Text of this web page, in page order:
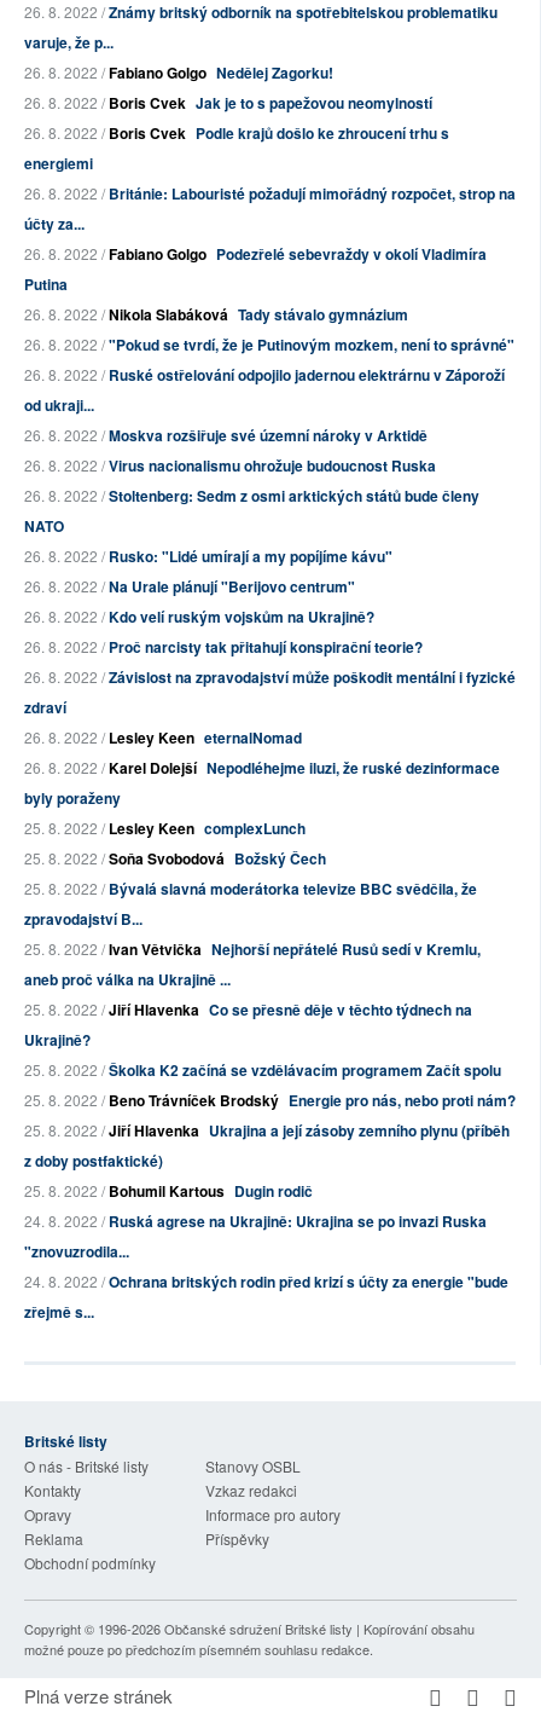
26. 8. 2022 /Známy britský odborník na spotřebitelskou problematiku
varuje, že p...
26. 8. 2022 /Fabiano Golgo Nedělej Zagorku!
26. 8. 2022 /Boris Cvek Jak je to s papežovou neomylností
26. 8. 2022 /Boris Cvek Podle krajů došlo ke zhroucení trhu s
energiemi
26. 8. 2022 /Británie: Labouristé požadují mimořádný rozpočet, strop na
účty za...
26. 8. 2022 /Fabiano Golgo Podezřelé sebevraždy v okolí Vladimíra
Putina
26. 8. 2022 /Nikola Slabáková Tady stávalo gymnázium
26. 8. 2022 /"Pokud se tvrdí, že je Putinovým mozkem, není to správné"
26. 8. 2022 /Ruské ostřelování odpojilo jadernou elektrárnu v Záporoží
od ukraji...
26. 8. 2022 /Moskva rozšiřuje své územní nároky v Arktidě
26. 8. 2022 /Virus nacionalismu ohrožuje budoucnost Ruska
26. 8. 2022 /Stoltenberg: Sedm z osmi arktických států bude členy
NATO
26. 8. 2022 /Rusko: "Lidé umírají a my popíjíme kávu"
26. 8. 2022 /Na Urale plánují "Berijovo centrum"
26. 8. 2022 /Kdo velí ruským vojskům na Ukrajině?
26. 8. 2022 /Proč narcisty tak přitahují konspirační teorie?
26. 8. 2022 /Závislost na zpravodajství může poškodit mentální i fyzické
zdraví
26. 8. 2022 /Lesley Keen eternalNomad
26. 8. 2022 /Karel Dolejší Nepodléhejme iluzi, že ruské dezinformace
byly poraženy
25. 8. 2022 /Lesley Keen complexLunch
25. 8. 2022 /Soňa Svobodová Božský Čech
25. 8. 2022 /Bývalá slavná moderátorka televize BBC svědčila, že
zpravodajství B...
25. 8. 2022 /Ivan Větvička Nejhorší nepřátelé Rusů sedí v Kremlu,
aneb proč válka na Ukrajině ...
25. 8. 2022 /Jiří Hlavenka Co se přesně děje v těchto týdnech na
Ukrajině?
25. 8. 2022 /Školka K2 začíná se vzdělávacím programem Začít spolu
25. 8. 2022 /Beno Trávníček Brodský Energie pro nás, nebo proti nám?
25. 8. 2022 /Jiří Hlavenka Ukrajina a její zásoby zemního plynu (příběh
z doby postfaktické)
25. 8. 2022 /Bohumil Kartous Dugin rodič
24. 8. 2022 /Ruská agrese na Ukrajině: Ukrajina se po invazi Ruska
"znovuzrodila...
24. 8. 2022 /Ochrana britských rodin před krizí s účty za energie "bude
zřejmě s...
Britské listy
O nás - Britské listy
Stanovy OSBL
Kontakty
Vzkaz redakci
Opravy
Informace pro autory
Reklama
Příspěvky
Obchodní podmínky
Copyright © 1996-2026Občanské sdružení Britské listy | Kopírování obsahu
možné pouze po předchozím písemném souhlasu redakce.
Plná verze stránek